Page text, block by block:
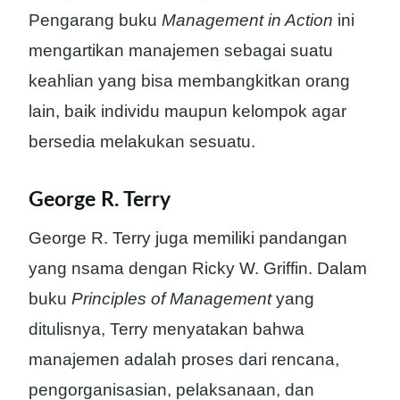
Pengarang buku Management in Action ini
mengartikan manajemen sebagai suatu
keahlian yang bisa membangkitkan orang
lain, baik individu maupun kelompok agar
bersedia melakukan sesuatu.
George R. Terry
George R. Terry juga memiliki pandangan
yang nsama dengan Ricky W. Griffin. Dalam
buku Principles of Managementyang
ditulisnya, Terry menyatakan bahwa
manajemen adalah proses dari rencana,
pengorganisasian, pelaksanaan, dan